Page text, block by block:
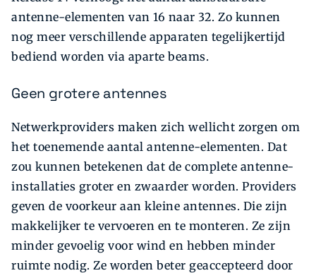
antenne-elementen van 16 naar 32. Zo kunnen
nog meer verschillende apparaten tegelijkertijd
bediend worden via aparte beams.
Geen grotere antennes
Netwerkproviders maken zich wellicht zorgen om
het toenemende aantal antenne-elementen. Dat
zou kunnen betekenen dat de complete antenne-
installaties groter en zwaarder worden. Providers
geven de voorkeur aan kleine antennes. Die zijn
makkelijker te vervoeren en te monteren. Ze zijn
minder gevoelig voor wind en hebben minder
ruimte nodig. Ze worden beter geaccepteerd door